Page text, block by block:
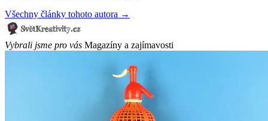
Všechny články tohoto autora →
Vybrali jsme pro vás Magazíny a zajímavosti